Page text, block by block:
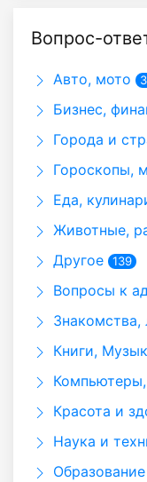
Вопрос-
Авто, мото
Бизнес,
Города и
Гороскопы,
Еда,
Животные,
Другое 139
Вопросы к
Книги,
Красота и
Наука и
Образование